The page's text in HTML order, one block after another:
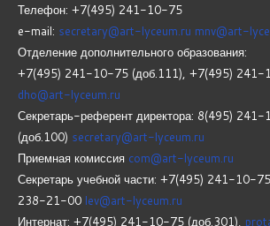
Телефон: +7(495) 241-10-75
e-mail: secretary@art-lyceum.ru mnv@art-
Отделение дополнительного образования:
+7(495) 241-10-75 (доб.111), +7(495) 241-
dho@art-lyceum.ru
Секретарь-референт директора: 8(495)
(доб.100) secretary@art-lyceum.ru
Приемная комиссия com@art-lyceum.ru
Секретарь учебной части: +7(495) 241-10-
238-21-00 lev@art-lyceum.ru
Интернат: +7(495) 241-10-75 (доб.301),